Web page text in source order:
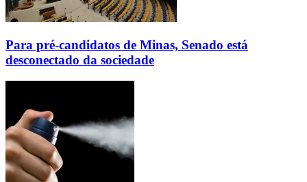
Para pré-candidatos de Minas, Senado está
desconectado da sociedade